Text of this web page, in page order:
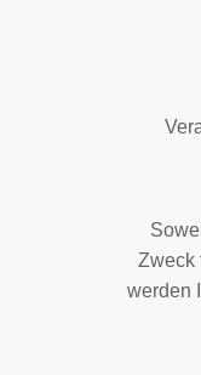
Zweck
werden